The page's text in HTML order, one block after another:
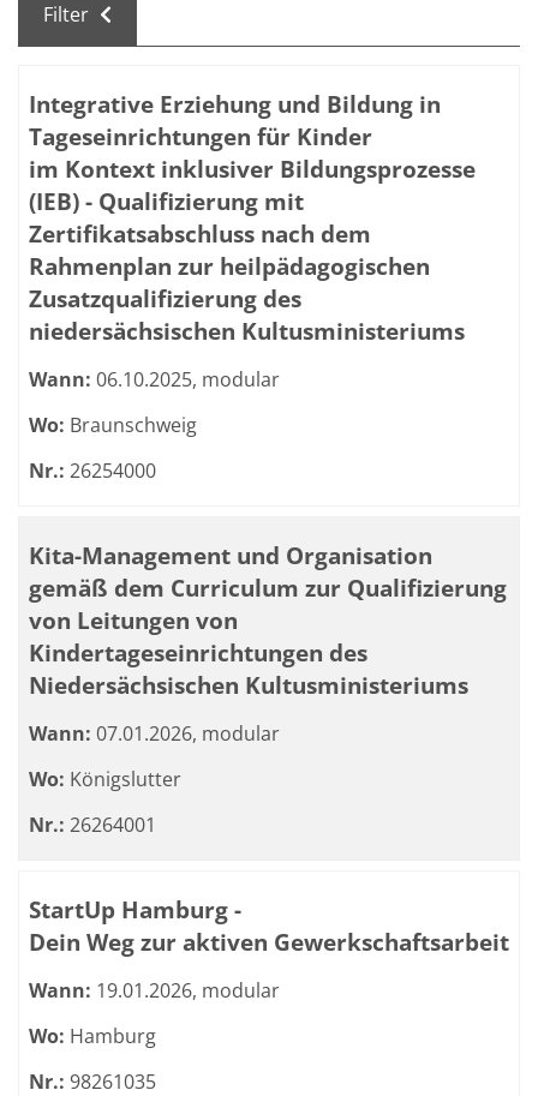
Filter
Integrative Erziehung und Bildung in
Tageseinrichtungen für Kinder
im Kontext inklusiver Bildungsprozesse
(IEB) - Qualifizierung mit
Zertifikatsabschluss nach dem
Rahmenplan zur heilpädagogischen
Zusatzqualifizierung des
niedersächsischen Kultusministeriums
Wann: 06.10.2025, modular
Wo: Braunschweig
Nr.: 26254000
Kita-Management und Organisation
gemäß dem Curriculum zur Qualifizierung
von Leitungen von
Kindertageseinrichtungen des
Niedersächsischen Kultusministeriums
Wann: 07.01.2026, modular
Wo: Königslutter
Nr.: 26264001
StartUp Hamburg -
Dein Weg zur aktiven Gewerkschaftsarbeit
Wann: 19.01.2026, modular
Wo: Hamburg
Nr.: 98261035